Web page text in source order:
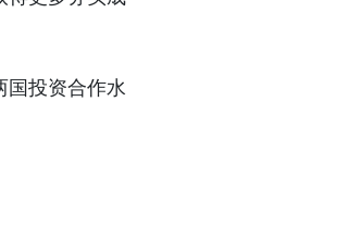
国投资合作水